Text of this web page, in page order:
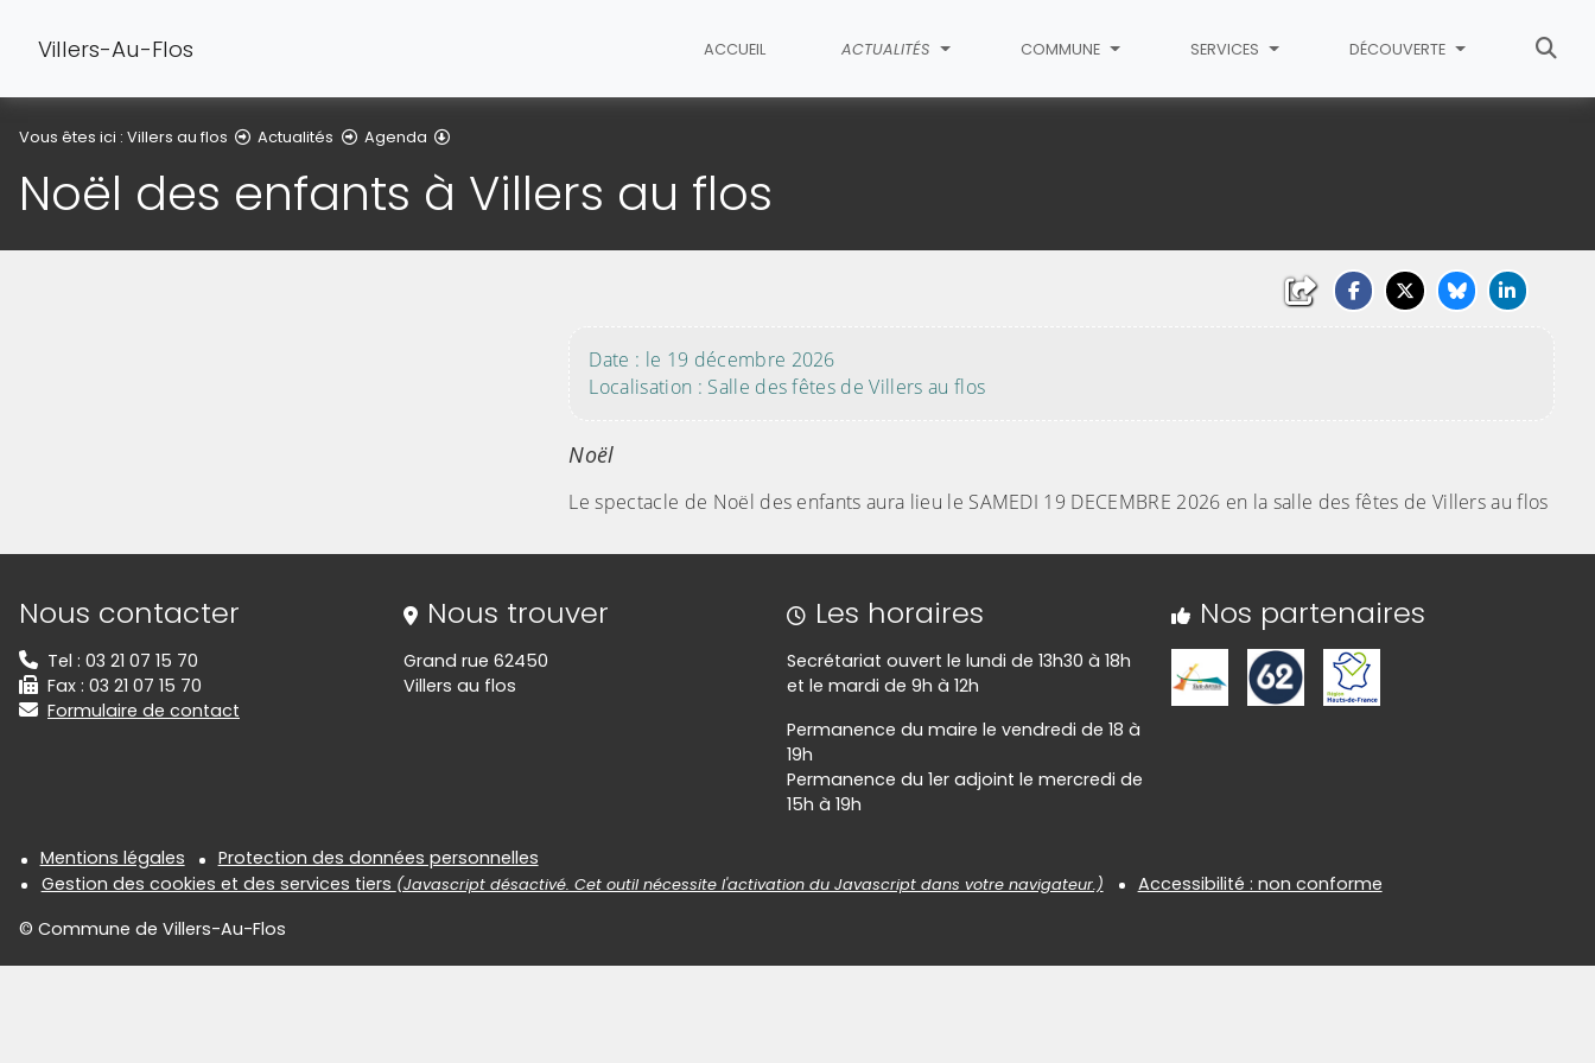
Villers-Au-Flos ACCUEIL ACTUALITÉS COMMUNE SERVICES DÉCOUVERTE
Vous êtes ici : Villers au flos Actualités Agenda
Noël des enfants à Villers au flos
Date : le 19 décembre 2026
Localisation : Salle des fêtes de Villers au flos
Noël
Le spectacle de Noël des enfants aura lieu le SAMEDI 19 DECEMBRE 2026 en la salle des fêtes de Villers au flos
Informations de contact
Nous contacter
Tel : 03 21 07 15 70
Fax : 03 21 07 15 70
Formulaire de contact
Nous trouver
Grand rue 62450
Villers au flos
Les horaires
Secrétariat ouvert le lundi de 13h30 à 18h
et le mardi de 9h à 12h
Permanence du maire le vendredi de 18 à
19h
Permanence du 1er adjoint le mercredi de
15h à 19h
Nos partenaires
Informations réglementaires
Mentions légales
Protection des données personnelles
Gestion des cookies et des services tiers (Javascript désactivé. Cet outil nécessite l'activation du Javascript dans votre navigateur.)
Accessibilité : non conforme
© Commune de Villers-Au-Flos